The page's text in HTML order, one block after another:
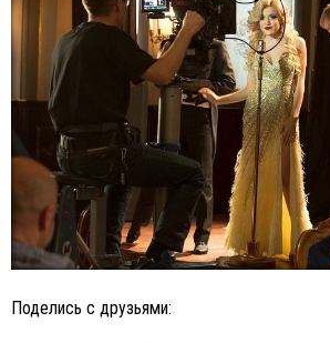
Поделись с друзьями: